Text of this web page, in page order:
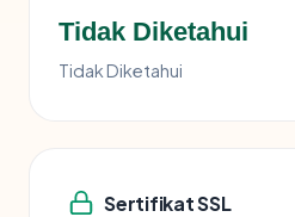
Tidak Diketahui
Tidak Diketahui
Sertifikat SSL